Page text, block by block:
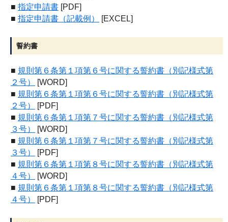
■ 指定申請書 [PDF]
■ 指定申請書（記載例） [EXCEL]
誓約書
■ 規則第６条第１項第６号に関する誓約書（別記様式第
２号）
[WORD]
■ 規則第６条第１項第６号に関する誓約書（別記様式第
２号）
[PDF]
■ 規則第６条第１項第７号に関する誓約書（別記様式第
３号）
[WORD]
■ 規則第６条第１項第７号に関する誓約書（別記様式第
３号）
[PDF]
■ 規則第６条第１項第８号に関する誓約書（別記様式第
４号）
[WORD]
■ 規則第６条第１項第８号に関する誓約書（別記様式第
４号）
[PDF]